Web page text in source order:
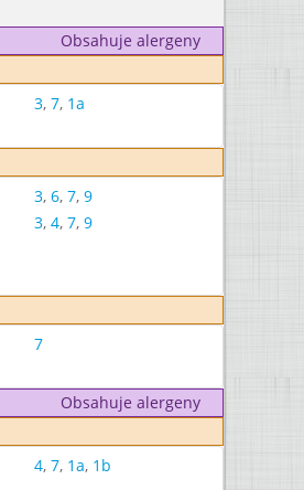
Obsahuje alergeny
3, 7, 1a
3, 6, 7, 9
3, 4, 7, 9
7
Obsahuje alergeny
4, 7, 1a, 1b